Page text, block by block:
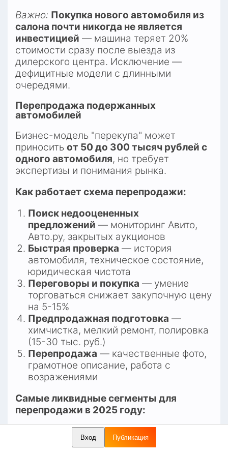
Важно: Покупка нового автомобиля из
салона почти никогда не является
инвестицией — машина теряет 20%
стоимости сразу после выезда из
дилерского центра. Исключение —
дефицитные модели с длинными
очередями.​
Перепродажа подержанных
автомобилей
Бизнес-модель "перекупа" может
приносить от 50 до 300 тысяч рублей с
одного автомобиля, но требует
экспертизы и понимания рынка.​
Как работает схема перепродажи:
Поиск недооцененных
предложений — мониторинг Авито,
Авто.ру, закрытых аукционов
Быстрая проверка — история
автомобиля, техническое состояние,
юридическая чистота
Переговоры и покупка — умение
торговаться снижает закупочную цену
на 5-15%
Предпродажная подготовка —
химчистка, мелкий ремонт, полировка
(15-30 тыс. руб.)
Перепродажа — качественные фото,
грамотное описание, работа с
возражениями
Самые ликвидные сегменты для
перепродажи в 2025 году:
Китайские кроссоверы
Geely Monjaro) — высокий спрос,
Вход Публикация